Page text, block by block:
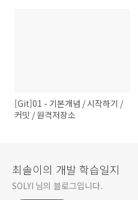
[Git]01 - 기본개념 / 시작하기 /
커밋 / 원격저장소
최솔이의 개발 학습일지
SOLYI 님의 블로그입니다.